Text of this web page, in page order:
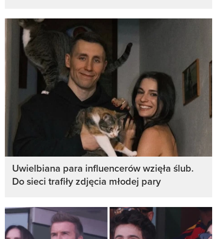
Uwielbiana para influencerów wzięła ślub.
Do sieci trafiły zdjęcia młodej pary